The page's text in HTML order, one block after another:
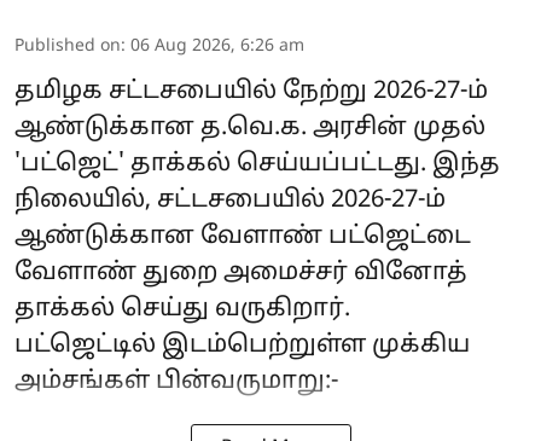
Published on: 06 Aug 2026, 6:26 am
தமிழக சட்டசபையில் நேற்று 2026-27-ம்
ஆண்டுக்கான த.வெ.க. அரசின் முதல்
'பட்ஜெட்' தாக்கல் செய்யப்பட்டது. இந்த
நிலையில், சட்டசபையில் 2026-27-ம்
ஆண்டுக்கான வேளாண் பட்ஜெட்டை
வேளாண் துறை அமைச்சர் வினோத்
தாக்கல் செய்து வருகிறார்.
பட்ஜெட்டில் இடம்பெற்றுள்ள முக்கிய
அம்சங்கள் பின்வருமாறு:-